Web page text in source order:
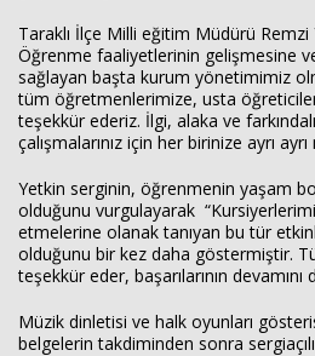
Taraklı İlçe Milli eğitim Müdürü Remzi
Öğrenme faaliyetlerinin gelişmesine
sağlayan başta kurum yönetimimiz
tüm öğretmenlerimize, usta
teşekkür ederiz. İlgi, alaka ve
çalışmalarınız için her birinize ayrı
Yetkin serginin, öğrenmenin yaşam
olduğunu vurgulayarak
etmelerine olanak tanıyan bu tür
olduğunu bir kez daha göstermiştir.
teşekkür eder, başarılarının devamını
Müzik dinletisi ve halk oyunları
belgelerin takdiminden sonra